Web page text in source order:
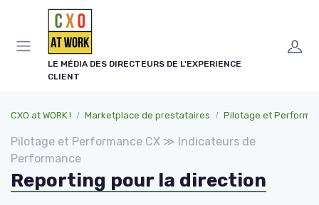
LE MÉDIA DES DIRECTEURS DE L'EXPERIENCE
CLIENT
CXO at WORK ! Marketplace de prestataires Pilotage et
Pilotage et Performance CX ≫ Indicateurs de
Performance
Reporting pour la direction
Panneau de gestion des cookies